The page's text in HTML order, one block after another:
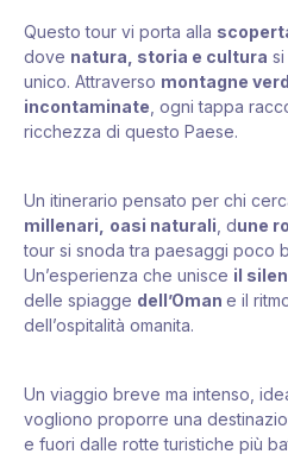
Questo tour vi porta alla
dove natura, storia e cultura
unico. Attraverso montagne
incontaminate , ogni tappa
ricchezza di questo Paese.
Un itinerario pensato per chi
millenari,
oasi naturali , dune
tour si snoda tra paesaggi poco
Un’esperienza che unisce il
delle spiagge dell’Oman e il
dell’ospitalità omanita.
Un viaggio breve ma intenso,
vogliono proporre una
e fuori dalle rotte turistiche più